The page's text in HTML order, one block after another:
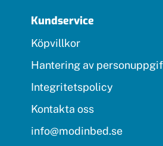
Kundservice
Köpvillkor
Hantering av
Integritetspolicy
Kontakta oss
info@modinbed.se